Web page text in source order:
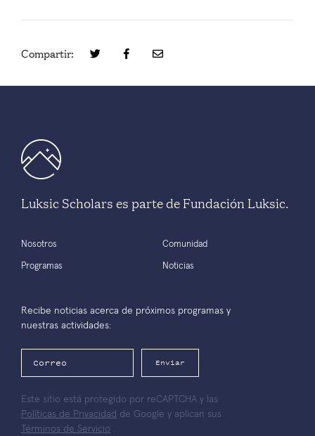
Compartir:
Luksic Scholars es parte de Fundación Luksic.
Nosotros
Programas
Comunidad
Noticias
Recibe noticias acerca de próximos programas y
nuestras actividades:
Enviar
Este sitio está protegido por reCAPTCHA y las
Políticas de Privacidad de Google y aplican sus
Términos de Servicio .